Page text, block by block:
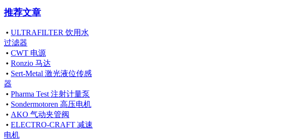
推荐文章
• ULTRAFILTER 饮用水
过滤器
• CWT 电源
• Ronzio 马达
• Sert-Metal 激光液位传感
器
• Pharma Test 注射计量泵
• Sondermotoren 高压电机
• AKO 气动夹管阀
• ELECTRO-CRAFT 减速
电机